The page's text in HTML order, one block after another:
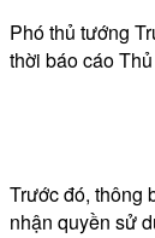
Phó thủ tướng
thời báo cáo
Trước đó, thông
nhận quyền sử